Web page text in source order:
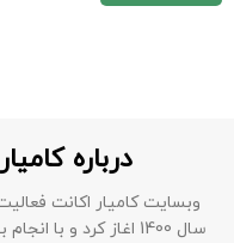
درباره
وبسایت کامیار اکانت